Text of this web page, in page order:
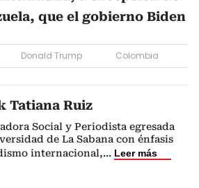
que el gobierno Biden
Donald Trump Colombia
Tatiana Ruiz
Social y Periodista egresada
de La Sabana con énfasis
internacional,... Leer más